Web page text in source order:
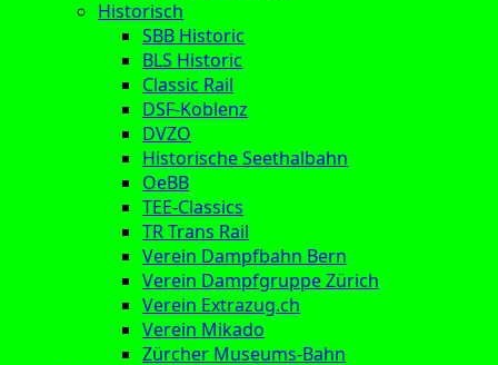
Historisch
SBB Historic
BLS Historic
Classic Rail
DSF-Koblenz
DVZO
Historische Seethalbahn
OeBB
TEE-Classics
TR Trans Rail
Verein Dampfbahn Bern
Verein Dampfgruppe Zürich
Verein Extrazug.ch
Verein Mikado
Zürcher Museums-Bahn